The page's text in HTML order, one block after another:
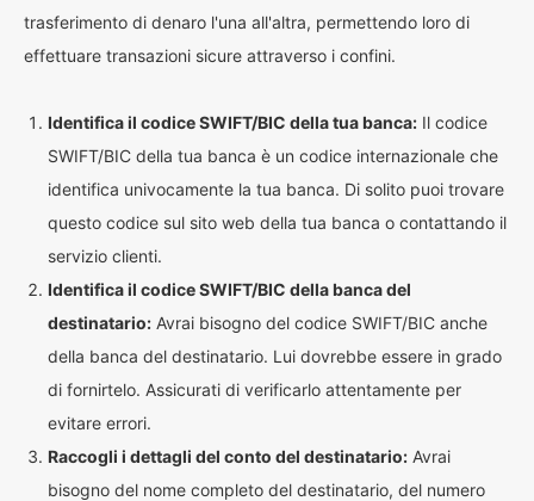
trasferimento di denaro l'una all'altra, permettendo loro di
effettuare transazioni sicure attraverso i confini.
Identifica il codice SWIFT/BIC della tua banca: Il codice
SWIFT/BIC della tua banca è un codice internazionale che
identifica univocamente la tua banca. Di solito puoi trovare
questo codice sul sito web della tua banca o contattando il
servizio clienti.
Identifica il codice SWIFT/BIC della banca del
destinatario: Avrai bisogno del codice SWIFT/BIC anche
della banca del destinatario. Lui dovrebbe essere in grado
di fornirtelo. Assicurati di verificarlo attentamente per
evitare errori.
Raccogli i dettagli del conto del destinatario: Avrai
bisogno del nome completo del destinatario, del numero